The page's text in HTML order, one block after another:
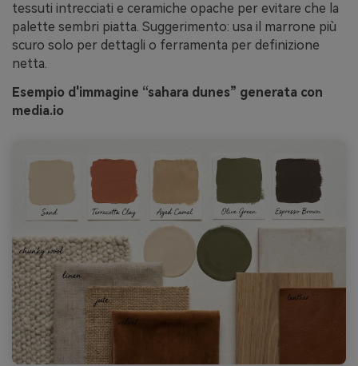
tessuti intrecciati e ceramiche opache per evitare che la
palette sembri piatta. Suggerimento: usa il marrone più
scuro solo per dettagli o ferramenta per definizione
netta.
Esempio d'immagine “sahara dunes” generata con
media.io